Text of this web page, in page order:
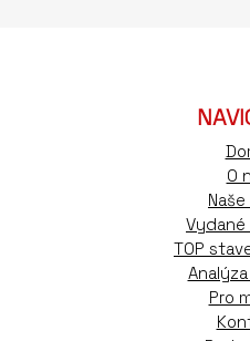
O
Vydané
TOP
Pro